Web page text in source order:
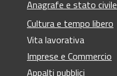
Anagrafe e stato civile
Cultura e tempo libero
Vita lavorativa
Imprese e Commercio
Appalti pubblici